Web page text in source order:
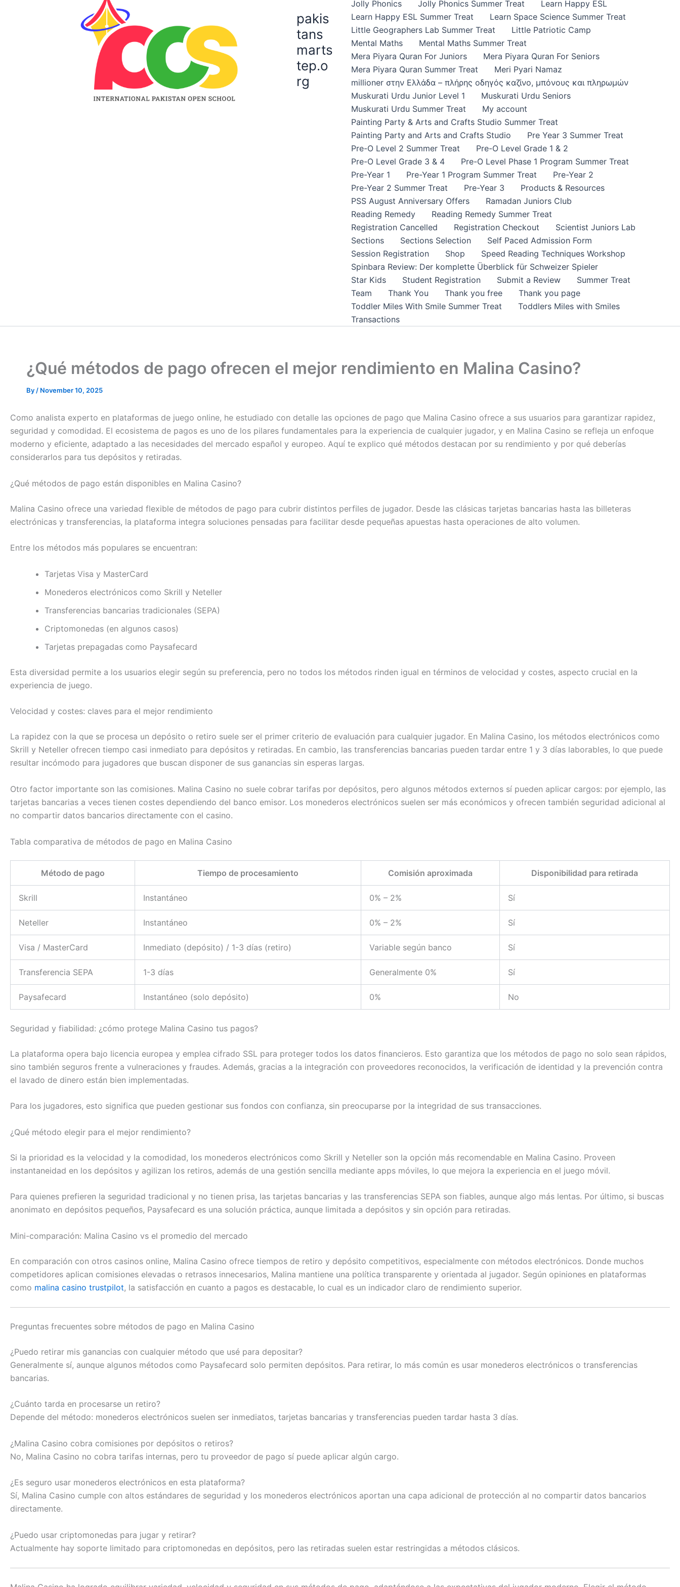
pakis
tans
marts
tep.o
rg
Jolly Phonics
Jolly Phonics Summer Treat
Learn Happy ESL
Learn Happy ESL Summer Treat
Learn Space Science Summer Treat
Little Geographers Lab Summer Treat
Little Patriotic Camp
Mental Maths
Mental Maths Summer Treat
Mera Piyara Quran For Juniors
Mera Piyara Quran For Seniors
Mera Piyara Quran Summer Treat
Meri Pyari Namaz
millioner στην Ελλάδα – πλήρης οδηγός καζίνο, μπόνους και πληρωμών
Muskurati Urdu Junior Level 1
Muskurati Urdu Seniors
Muskurati Urdu Summer Treat
My account
Painting Party & Arts and Crafts Studio Summer Treat
Painting Party and Arts and Crafts Studio
Pre Year 3 Summer Treat
Pre-O Level 2 Summer Treat
Pre-O Level Grade 1 & 2
Pre-O Level Grade 3 & 4
Pre-O Level Phase 1 Program Summer Treat
Pre-Year 1
Pre-Year 1 Program Summer Treat
Pre-Year 2
Pre-Year 2 Summer Treat
Pre-Year 3
Products & Resources
PSS August Anniversary Offers
Ramadan Juniors Club
Reading Remedy
Reading Remedy Summer Treat
Registration Cancelled
Registration Checkout
Scientist Juniors Lab
Sections
Sections Selection
Self Paced Admission Form
Session Registration
Shop
Speed Reading Techniques Workshop
Spinbara Review: Der komplette Überblick für Schweizer Spieler
Star Kids
Student Registration Submit a Review
Summer Treat
Team
Thank You Thank you free
Thank you page
Toddler Miles With Smile Summer Treat
Toddlers Miles with Smiles
Transactions
¿Qué métodos de pago ofrecen el mejor rendimiento en Malina Casino?
By / November 10, 2025
Como analista experto en plataformas de juego online, he estudiado con detalle las opciones de pago que Malina Casino ofrece a sus usuarios para garantizar rapidez,
seguridad y comodidad. El ecosistema de pagos es uno de los pilares fundamentales para la experiencia de cualquier jugador, y en Malina Casino se refleja un enfoque
moderno y eficiente, adaptado a las necesidades del mercado español y europeo. Aquí te explico qué métodos destacan por su rendimiento y por qué deberías
considerarlos para tus depósitos y retiradas.
¿Qué métodos de pago están disponibles en Malina Casino?
Malina Casino ofrece una variedad flexible de métodos de pago para cubrir distintos perfiles de jugador. Desde las clásicas tarjetas bancarias hasta las billeteras
electrónicas y transferencias, la plataforma integra soluciones pensadas para facilitar desde pequeñas apuestas hasta operaciones de alto volumen.
Entre los métodos más populares se encuentran:
Tarjetas Visa y MasterCard
Monederos electrónicos como Skrill y Neteller
Transferencias bancarias tradicionales (SEPA)
Criptomonedas (en algunos casos)
Tarjetas prepagadas como Paysafecard
Esta diversidad permite a los usuarios elegir según su preferencia, pero no todos los métodos rinden igual en términos de velocidad y costes, aspecto crucial en la
experiencia de juego.
Velocidad y costes: claves para el mejor rendimiento
La rapidez con la que se procesa un depósito o retiro suele ser el primer criterio de evaluación para cualquier jugador. En Malina Casino, los métodos electrónicos como
Skrill y Neteller ofrecen tiempo casi inmediato para depósitos y retiradas. En cambio, las transferencias bancarias pueden tardar entre 1 y 3 días laborables, lo que puede
resultar incómodo para jugadores que buscan disponer de sus ganancias sin esperas largas.
Otro factor importante son las comisiones. Malina Casino no suele cobrar tarifas por depósitos, pero algunos métodos externos sí pueden aplicar cargos: por ejemplo, las
tarjetas bancarias a veces tienen costes dependiendo del banco emisor. Los monederos electrónicos suelen ser más económicos y ofrecen también seguridad adicional al
no compartir datos bancarios directamente con el casino.
Tabla comparativa de métodos de pago en Malina Casino
Método de pago Tiempo de procesamiento Comisión aproximada Disponibilidad para retirada
Skrill Instantáneo 0% – 2% Sí
Neteller Instantáneo 0% – 2% Sí
Visa / MasterCard Inmediato (depósito) / 1-3 días (retiro) Variable según banco Sí
Transferencia SEPA 1-3 días Generalmente 0% Sí
Paysafecard Instantáneo (solo depósito) 0% No
Seguridad y fiabilidad: ¿cómo protege Malina Casino tus pagos?
La plataforma opera bajo licencia europea y emplea cifrado SSL para proteger todos los datos financieros. Esto garantiza que los métodos de pago no solo sean rápidos,
sino también seguros frente a vulneraciones y fraudes. Además, gracias a la integración con proveedores reconocidos, la verificación de identidad y la prevención contra
el lavado de dinero están bien implementadas.
Para los jugadores, esto significa que pueden gestionar sus fondos con confianza, sin preocuparse por la integridad de sus transacciones.
¿Qué método elegir para el mejor rendimiento?
Si la prioridad es la velocidad y la comodidad, los monederos electrónicos como Skrill y Neteller son la opción más recomendable en Malina Casino. Proveen
instantaneidad en los depósitos y agilizan los retiros, además de una gestión sencilla mediante apps móviles, lo que mejora la experiencia en el juego móvil.
Para quienes prefieren la seguridad tradicional y no tienen prisa, las tarjetas bancarias y las transferencias SEPA son fiables, aunque algo más lentas. Por último, si buscas
anonimato en depósitos pequeños, Paysafecard es una solución práctica, aunque limitada a depósitos y sin opción para retiradas.
Mini-comparación: Malina Casino vs el promedio del mercado
En comparación con otros casinos online, Malina Casino ofrece tiempos de retiro y depósito competitivos, especialmente con métodos electrónicos. Donde muchos
competidores aplican comisiones elevadas o retrasos innecesarios, Malina mantiene una política transparente y orientada al jugador. Según opiniones en plataformas
como malina casino trustpilot, la satisfacción en cuanto a pagos es destacable, lo cual es un indicador claro de rendimiento superior.
Preguntas frecuentes sobre métodos de pago en Malina Casino
¿Puedo retirar mis ganancias con cualquier método que usé para depositar?
Generalmente sí, aunque algunos métodos como Paysafecard solo permiten depósitos. Para retirar, lo más común es usar monederos electrónicos o transferencias
bancarias.
¿Cuánto tarda en procesarse un retiro?
Depende del método: monederos electrónicos suelen ser inmediatos, tarjetas bancarias y transferencias pueden tardar hasta 3 días.
¿Malina Casino cobra comisiones por depósitos o retiros?
No, Malina Casino no cobra tarifas internas, pero tu proveedor de pago sí puede aplicar algún cargo.
¿Es seguro usar monederos electrónicos en esta plataforma?
Sí, Malina Casino cumple con altos estándares de seguridad y los monederos electrónicos aportan una capa adicional de protección al no compartir datos bancarios
directamente.
¿Puedo usar criptomonedas para jugar y retirar?
Actualmente hay soporte limitado para criptomonedas en depósitos, pero las retiradas suelen estar restringidas a métodos clásicos.